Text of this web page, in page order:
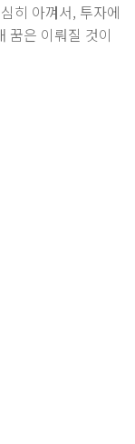
히 아껴서, 투자에
꿈은 이뤄질 것이